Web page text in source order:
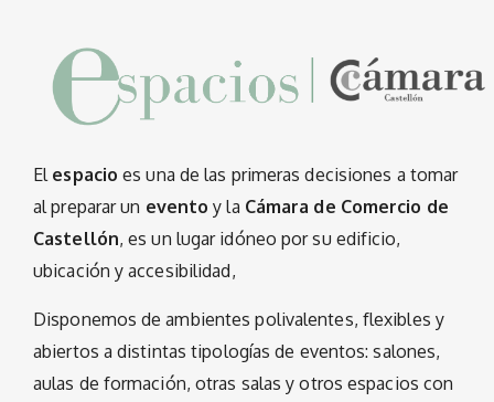
El espacio es una de las primeras decisiones a tomar
al preparar un eventoy la Cámara de Comercio de
Castellón, es un lugar idóneo por su edificio,
ubicación y accesibilidad,
Disponemos de ambientes polivalentes, flexibles y
abiertos a distintas tipologías de eventos: salones,
aulas de formación, otras salas y otros espacios con